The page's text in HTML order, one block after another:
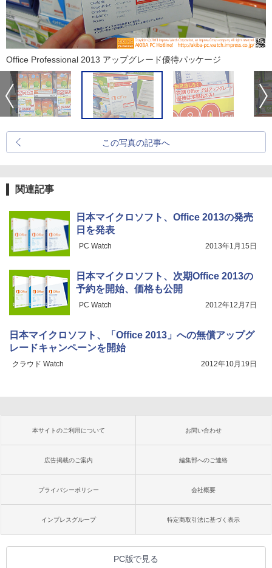
Office Professional 2013 アップグレード優待パッケージ
この写真の記事へ
関連記事
日本マイクロソフト、Office 2013の発売
日を発表
PC Watch 2013年1月15日
日本マイクロソフト、次期Office 2013の
予約を開始、価格も公開
PC Watch 2012年12月7日
日本マイクロソフト、「Office 2013」への無償アップグ
レードキャンペーンを開始
クラウド Watch 2012年10月19日
本サイトのご利用について お問い合わせ
広告掲載のご案内 編集部へのご連絡
プライバシーポリシー 会社概要
インプレスグループ 特定商取引法に基づく表示
PC版で見る